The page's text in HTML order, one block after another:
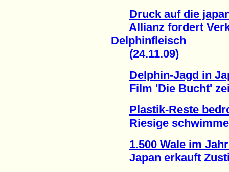
Druck auf die
Allianz fordert
Delphinfleisch
(24.11.09)
Delphin-Jagd in
Film 'Die Bucht'
Plastik-Reste
Riesige
1.500 Wale im
Japan erkauft